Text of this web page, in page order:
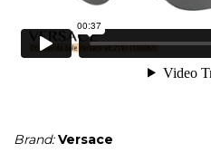
Brand:Versace